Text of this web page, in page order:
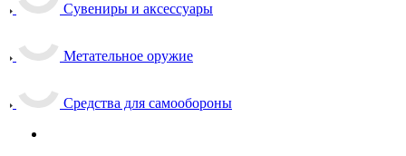
Сувениры и аксессуары
Метательное оружие
Средства для самообороны